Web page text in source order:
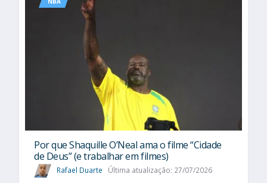
Por que Shaquille O’Neal ama o filme “Cidade
de Deus” (e trabalhar em filmes)
Rafael Duarte Última atualização: 27/07/2026